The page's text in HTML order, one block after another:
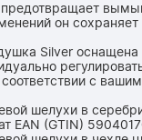
он сохраняет
Silver
с